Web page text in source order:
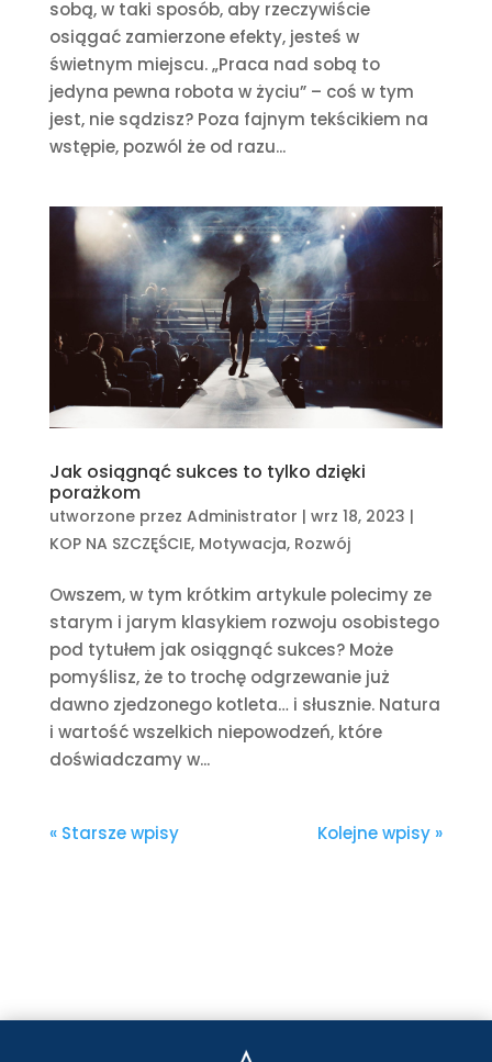
sobą, w taki sposób, aby rzeczywiście
osiągać zamierzone efekty, jesteś w
świetnym miejscu. „Praca nad sobą to
jedyna pewna robota w życiu” – coś w tym
jest, nie sądzisz? Poza fajnym tekścikiem na
wstępie, pozwól że od razu...
Jak osiągnąć sukces to tylko dzięki
porażkom
utworzone przez Administrator | wrz 18, 2023 |
KOP NA SZCZĘŚCIE, Motywacja, Rozwój
Owszem, w tym krótkim artykule polecimy ze
starym i jarym klasykiem rozwoju osobistego
pod tytułem jak osiągnąć sukces? Może
pomyślisz, że to trochę odgrzewanie już
dawno zjedzonego kotleta… i słusznie. Natura
i wartość wszelkich niepowodzeń, które
doświadczamy w...
« Starsze wpisy Kolejne wpisy »